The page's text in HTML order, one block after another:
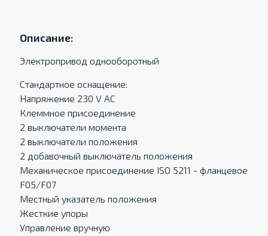
Описание:
Электропривод однооборотный
Стандартное оснащение:
Напряжение 230 V AC
Клеммное присоединение
2 выключатели момента
2 выключатели положения
2 добавочный выключатель положения
Механическое присоединение ISO 5211 - фланцевое
F05/F07
Местный указатель положения
Жесткие упоры
Управление вручную